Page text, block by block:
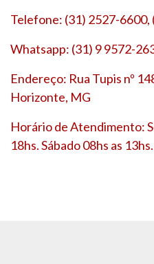
Telefone: (31) 2527-6600,
Whatsapp: (31) 9 9572-
Endereço: Rua Tupis nº
Horizonte, MG
Horário de Atendimento:
18hs. Sábado 08hs as 13hs.